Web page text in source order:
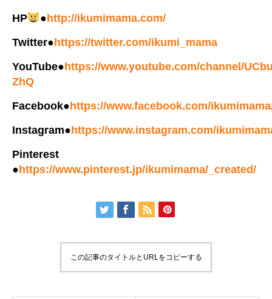
HP
● http://ikumimama.com/
Twitter● https://twitter.com/ikumi_mama
YouTube● https://www.youtube.com/channel/
ZhQ
Facebook● https://www.facebook.com/
Instagram● https://www.instagram.com/
Pinterest
● https://www.pinterest.jp/ikumimama/_created/
この記事のタイトルとURLをコピーする